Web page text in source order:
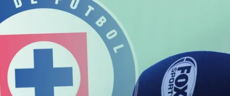
La aceptación de una de las ofertas presentadas en esta página
puede dar lugar a un pago a
Vamos Azul
. Este pago puede influir en
cómo y dónde aparecen los operadores de juego en la página y en el
orden en que aparecen, pero no influye en nuestras evaluaciones.